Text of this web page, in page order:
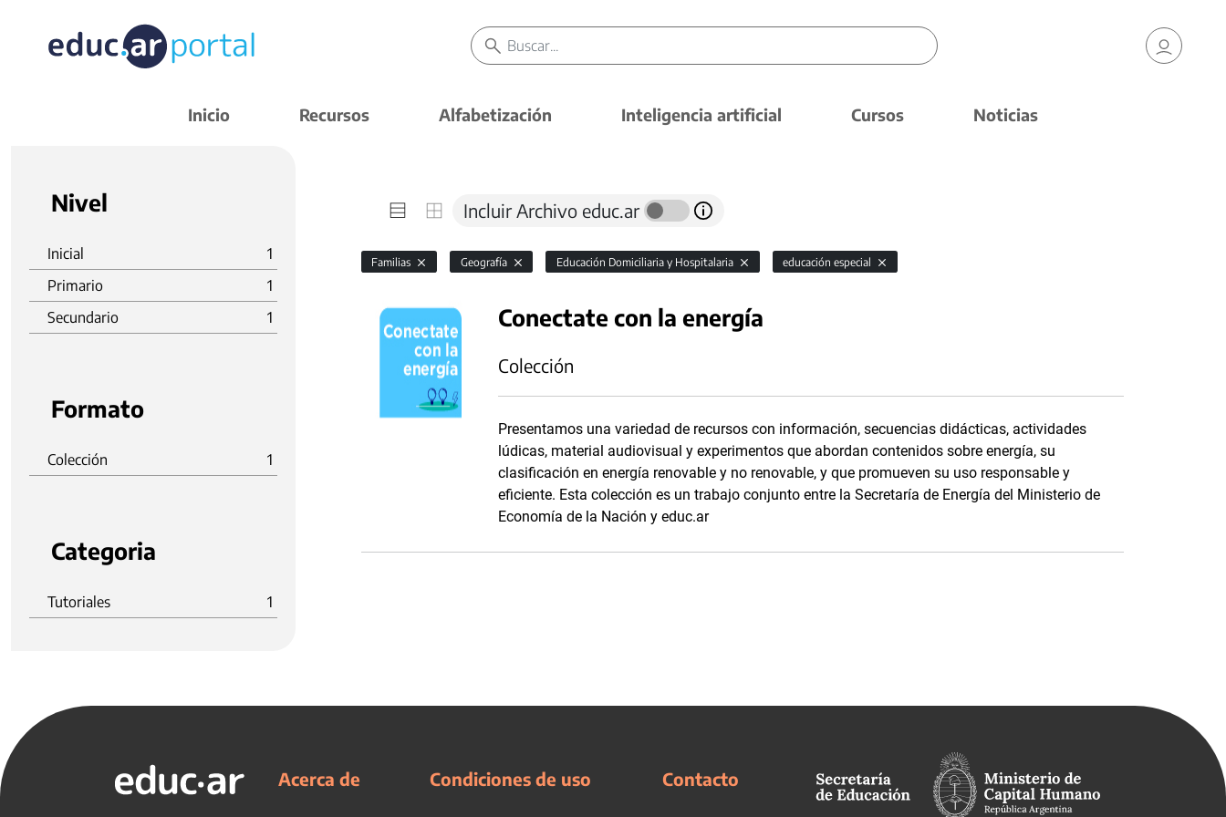
Inicio Recursos Alfabetización Inteligencia artificial Cursos Noticias
Nivel
Inicial
1
Primario
1
Secundario
1
Formato
Colección 1
Categoria
Tutoriales 1
Incluir Archivo educ.ar
Familias Geografía Educación Domiciliaria y Hospitalaria educación especial
Conectate con la energía
Colección
Presentamos una variedad de recursos con información, secuencias didácticas, actividades
lúdicas, material audiovisual y experimentos que abordan contenidos sobre energía, su
clasificación en energía renovable y no renovable, y que promueven su uso responsable y
eficiente. Esta colección es un trabajo conjunto entre la Secretaría de Energía del Ministerio de
Economía de la Nación y educ.ar
Acerca de Condiciones de uso Contacto